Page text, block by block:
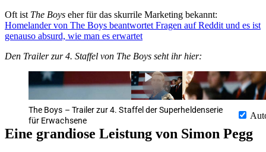
Oft ist The Boys eher für das skurrile Marketing bekannt:
Homelander von The Boys beantwortet Fragen auf Reddit und es ist
genauso absurd, wie man es erwartet
Den Trailer zur 4. Staffel von The Boys seht ihr hier:
The Boys – Trailer zur 4. Staffel der Superheldenserie
für Erwachsene
Eine grandiose Leistung von Simon Pegg